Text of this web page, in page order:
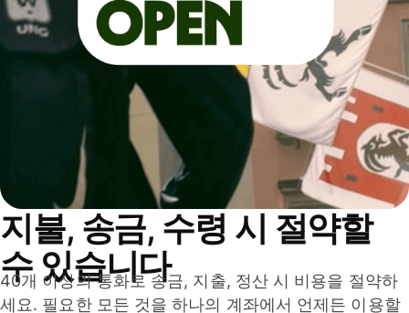
지불, 송금, 수령 시 절약할
수 있습니다
40개 이상의 통화로 송금, 지출, 정산 시 비용을 절약하
세요. 필요한 모든 것을 하나의 계좌에서 언제든 이용할